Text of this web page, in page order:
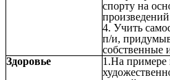
спорту на
4. Учить
п/и,
собственные
Здоровье
1.На примере